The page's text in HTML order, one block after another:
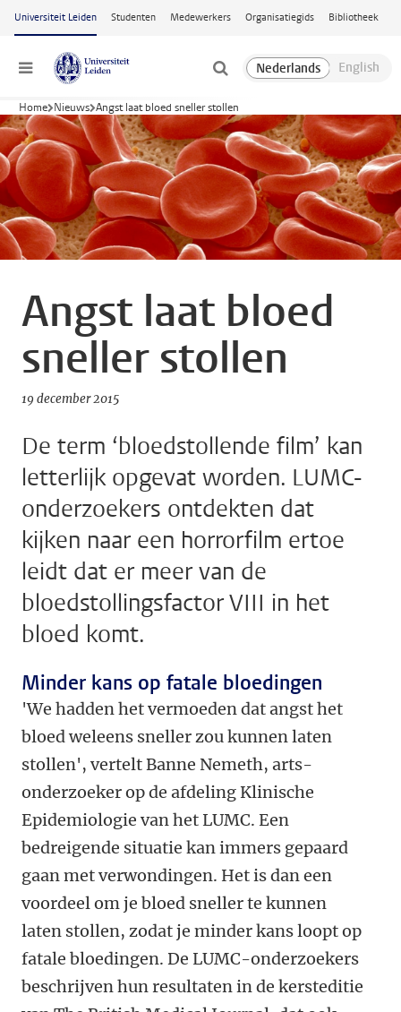
Ga naar hoofdinhoud
Universiteit Leiden Studenten Medewerkers Organisatiegids Bibliotheek
Menu
Home Nieuws Angst laat bloed sneller stollen
Angst laat bloed
sneller stollen
19 december 2015
De term ‘bloedstollende film’ kan
letterlijk opgevat worden. LUMC-
onderzoekers ontdekten dat
kijken naar een horrorfilm ertoe
leidt dat er meer van de
bloedstollingsfactor VIII in het
bloed komt.
Minder kans op fatale bloedingen
'We hadden het vermoeden dat angst het
bloed weleens sneller zou kunnen laten
stollen', vertelt Banne Nemeth, arts-
onderzoeker op de afdeling Klinische
Epidemiologie van het LUMC. Een
bedreigende situatie kan immers gepaard
gaan met verwondingen. Het is dan een
voordeel om je bloed sneller te kunnen
laten stollen, zodat je minder kans loopt op
fatale bloedingen. De LUMC-onderzoekers
beschrijven hun resultaten in de kersteditie